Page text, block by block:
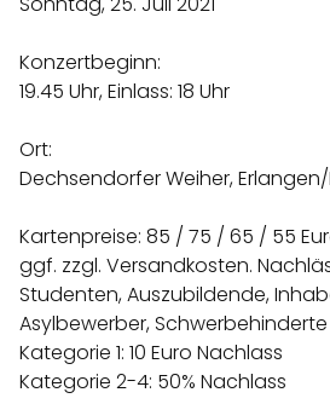
EVENTS
Konzertbeginn:
19.45 Uhr, Einlass: 18 Uhr
Ort:
Dechsendorfer Weiher,
Kartenpreise: 85 / 75 / 65 / 55
ggf. zzgl. Versandkosten.
Studenten, Auszubildende,
Asylbewerber,
Kategorie 1: 10 Euro Nachlass
Kategorie 2-4: 50% Nachlass